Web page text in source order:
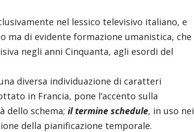
nel lessico televisivo italiano, e
ma di evidente formazione umanistica, che
negli anni Cinquanta, agli esordi del
diversa individuazione di caratteri
in Francia, pone l’accento sulla
dello schema;il termine schedule, in uso nei
della pianificazione temporale.